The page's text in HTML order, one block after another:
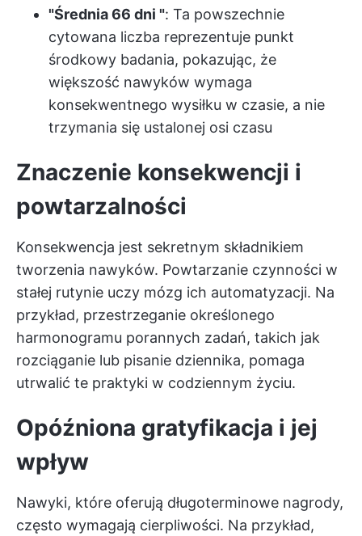
"Średnia 66 dni ": Ta powszechnie
cytowana liczba reprezentuje punkt
środkowy badania, pokazując, że
większość nawyków wymaga
konsekwentnego wysiłku w czasie, a nie
trzymania się ustalonej osi czasu
Znaczenie konsekwencji i
powtarzalności
Konsekwencja jest sekretnym składnikiem
tworzenia nawyków. Powtarzanie czynności w
stałej rutynie uczy mózg ich automatyzacji. Na
przykład, przestrzeganie określonego
harmonogramu porannych zadań, takich jak
rozciąganie lub pisanie dziennika, pomaga
utrwalić te praktyki w codziennym życiu.
Opóźniona gratyfikacja i jej
wpływ
Nawyki, które oferują długoterminowe nagrody,
często wymagają cierpliwości. Na przykład,